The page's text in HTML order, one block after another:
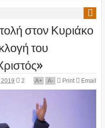
στον Κυριάκο
του
2019 2 A+ A- Print Email